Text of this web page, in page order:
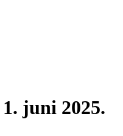
juni 2025.